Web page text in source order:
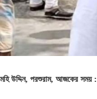
মহি উদ্দিন, পরশুরাম, আজকের সময় :